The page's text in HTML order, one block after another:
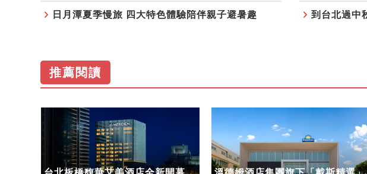
日月潭夏季慢旅 四大特色體驗陪伴親子避暑趣
推薦閱讀